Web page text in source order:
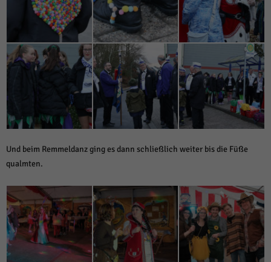
Und beim Remmeldanz ging es dann schließlich weiter bis die Füße
qualmten.